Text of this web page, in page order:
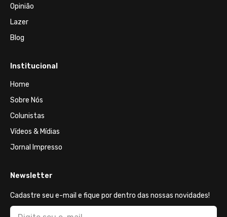
Opinião
Lazer
Blog
Institucional
Home
Sobre Nós
Colunistas
Vídeos & Mídias
Jornal Impresso
Newsletter
Cadastre seu e-mail e fique por dentro das nossas novidades!